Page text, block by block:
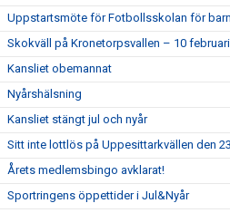
Uppstartsmöte för Fotbollsskolan för
Skokväll på Kronetorpsvallen – 10 februari
Kansliet obemannat
Nyårshälsning
Kansliet stängt jul och nyår
Sitt inte lottlös på Uppesittarkvällen den
Årets medlemsbingo avklarat!
Sportringens öppettider i Jul&Nyår